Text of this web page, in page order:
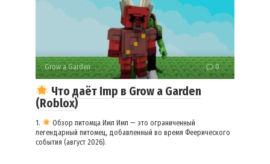
Grow a Garden 0
Что даёт Imp в Grow a Garden
(Roblox)
1.
Обзор питомца Имп Имп — это ограниченный
легендарный питомец, добавленный во время Феерического
события (август 2026).